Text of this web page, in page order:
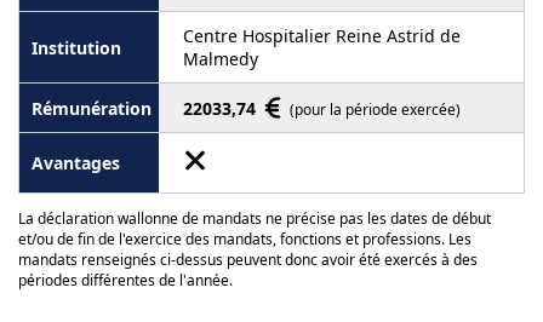
Centre Hospitalier Reine Astrid de
Malmedy
22033,74 (pour la période exercée)
La déclaration wallonne de mandats ne précise pas les dates de début
et/ou de fin de l'exercice des mandats, fonctions et professions. Les
mandats renseignés ci-dessus peuvent donc avoir été exercés à des
périodes différentes de l'année.